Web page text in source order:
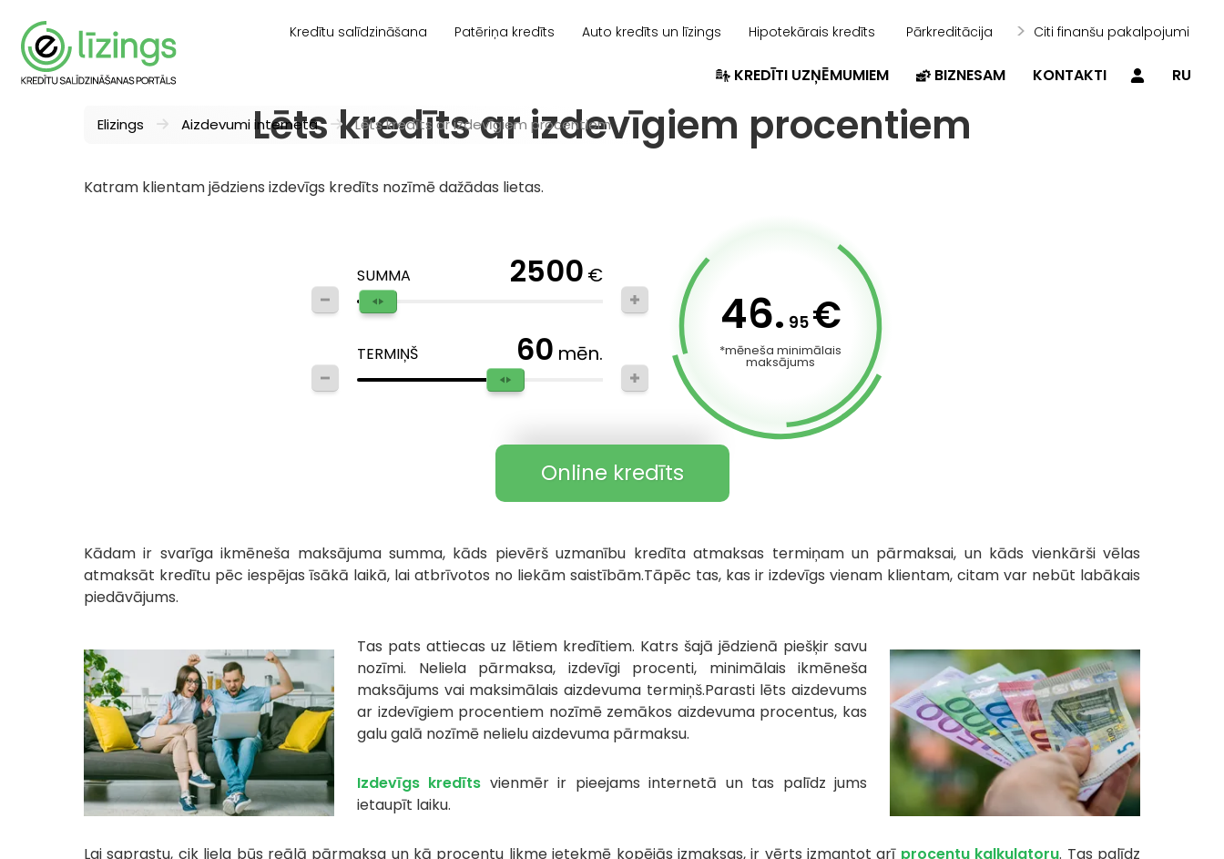
Kredītu salīdzināšana Patēriņa kredīts Auto kredīts un līzings Hipotekārais kredīts Pārkreditācija Citi finanšu pakalpojumi
RU
KREDĪTI UZŅĒMUMIEM BIZNESAM KONTAKTI
Elizings Aizdevumi internetā Lēts kredīts ar izdevīgiem procentiem
Lēts kredīts ar izdevīgiem procentiem
Katram klientam jēdziens izdevīgs kredīts nozīmē dažādas lietas.
SUMMA 2500 €
TERMIŅŠ 60 mēn.
46. 95 €
*mēneša minimālais
maksājums
Online kredīts
Kādam ir svarīga ikmēneša maksājuma summa, kāds pievērš uzmanību kredīta atmaksas termiņam un pārmaksai, un kāds vienkārši vēlas
atmaksāt kredītu pēc iespējas īsākā laikā, lai atbrīvotos no liekām saistībām.Tāpēc tas, kas ir izdevīgs vienam klientam, citam var nebūt labākais
piedāvājums.
Tas pats attiecas uz lētiem kredītiem. Katrs šajā jēdzienā piešķir savu
nozīmi. Neliela pārmaksa, izdevīgi procenti, minimālais ikmēneša
maksājums vai maksimālais aizdevuma termiņš.Parasti lēts aizdevums
ar izdevīgiem procentiem nozīmē zemākos aizdevuma procentus, kas
galu galā nozīmē nelielu aizdevuma pārmaksu.
Izdevīgs kredīts vienmēr ir pieejams internetā un tas palīdz jums
ietaupīt laiku.
Lai saprastu, cik liela būs reālā pārmaksa un kā procentu likme ietekmē kopējās izmaksas, ir vērts izmantot arī procentu kalkulatoru. Tas palīdz